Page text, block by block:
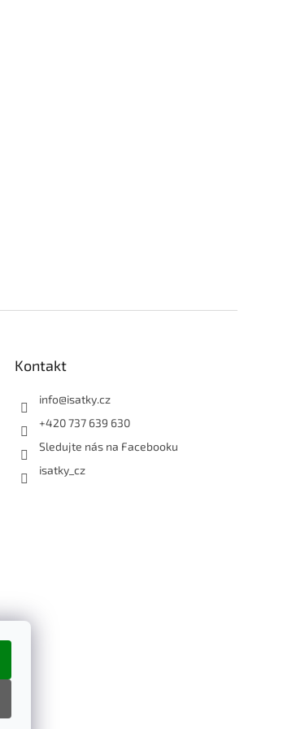
Kontakt
info@isatky.cz
+420 737 639 630
Sledujte nás na Facebooku
isatky_cz